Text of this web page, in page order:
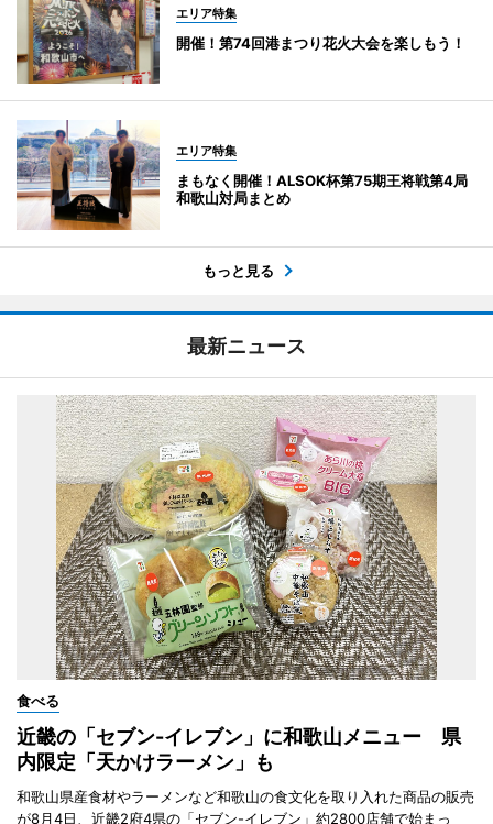
エリア特集
開催！第74回港まつり花火大会を楽しもう！
エリア特集
まもなく開催！ALSOK杯第75期王将戦第4局
和歌山対局まとめ
もっと見る
最新ニュース
食べる
近畿の「セブン-イレブン」に和歌山メニュー 県
内限定「天かけラーメン」も
和歌山県産食材やラーメンなど和歌山の食文化を取り入れた商品の販売
が8月4日、近畿2府4県の「セブン-イレブン」約2800店舗で始まっ